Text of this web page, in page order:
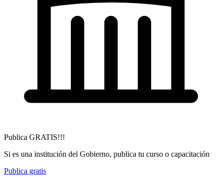
Publica GRATIS!!!
Si es una institución del Gobierno, publica tu curso o capacitación
Publica gratis